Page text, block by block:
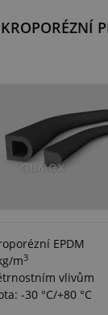
EPDM
m3
vlivům
-30 °C/+80 °C